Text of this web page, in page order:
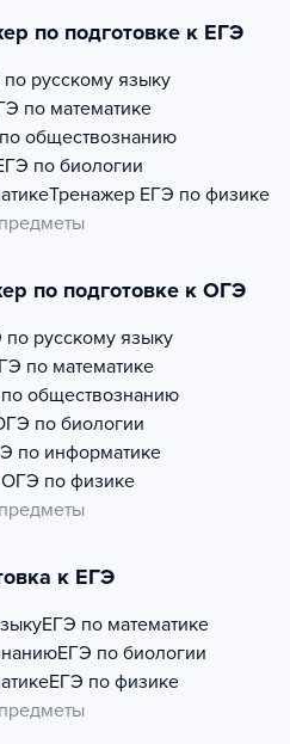
по подготовке к ЕГЭ
русскому языку
по математике
обществознанию
по биологии
Тренажер ЕГЭ по физике
по подготовке к ОГЭ
русскому языку
по математике
обществознанию
по биологии
по информатике
ОГЭ по физике
к ЕГЭ
ЕГЭ по математике
ЕГЭ по биологии
ЕГЭ по физике